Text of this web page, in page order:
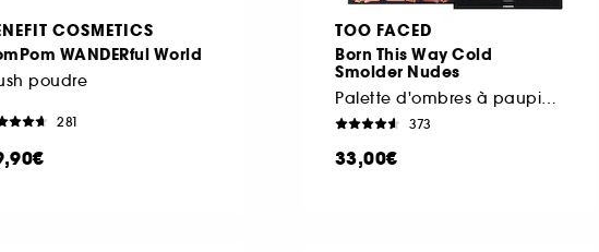
COSMETICS
WANDERful World
poudre
281
TOO FACED
Born This Way Cold
Smolder Nudes
373
33,00€